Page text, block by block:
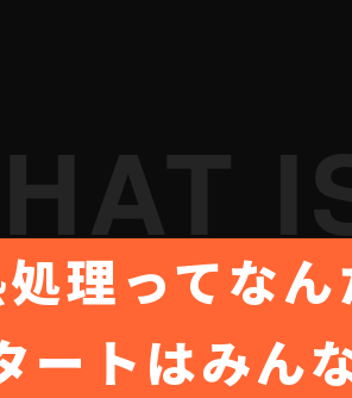
理ってな
ートはみん